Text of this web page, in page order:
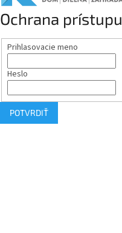
Ochrana prístupu
Prihlasovacie meno
Heslo
POTVRDIŤ